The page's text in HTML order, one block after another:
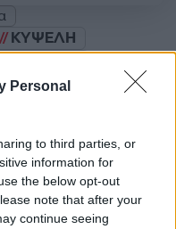
Personal
to third parties, or
information for
the below opt-out
note that after your
continue seeing
ΚΥΨΕΛΗ
Newsκαι
και τα